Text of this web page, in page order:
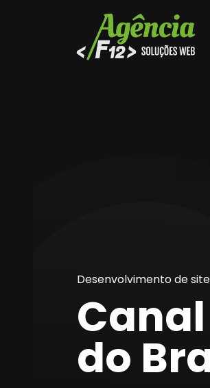
Desenvolvimento de
do